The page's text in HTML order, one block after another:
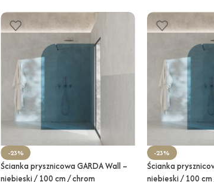
-23%
Ścianka prysznicowa GARDA Wall –
niebieski / 100 cm / chrom
-23%
Ścianka
niebieski / 100